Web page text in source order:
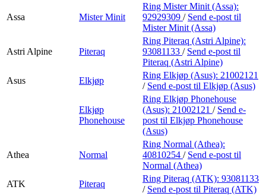
Assa Mister Minit
Ring Mister Minit (Assa):
92929309 / Send e-post til
Mister Minit (Assa)
Astri Alpine Piteraq
Ring Piteraq (Astri Alpine):
93081133 / Send e-post til
Piteraq (Astri Alpine)
Asus
Elkjøp
Ring Elkjøp (Asus): 21002121
/ Send e-post til Elkjøp (Asus)
Elkjøp
Phonehouse
Ring Elkjøp Phonehouse
(Asus): 21002121 / Send e-
post til Elkjøp Phonehouse
(Asus)
Athea Normal
Ring Normal (Athea):
40810254 / Send e-post til
Normal (Athea)
ATK
Piteraq
Ring Piteraq (ATK): 93081133
/ Send e-post til Piteraq (ATK)